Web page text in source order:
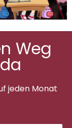
Weg
jeden Monat